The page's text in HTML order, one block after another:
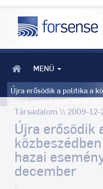
MENÜ
Újra erősödik a politika a
hazai események 2009.
Társadalom \\ 2009-12-
Újra erősödik
hazai
december